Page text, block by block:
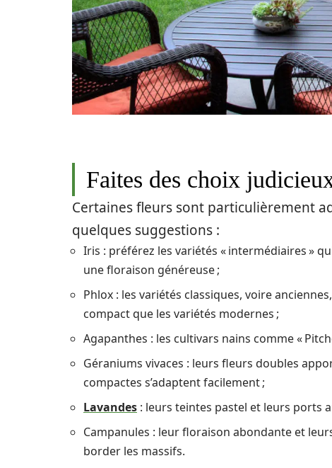
Faites des choix
Certaines fleurs sont particulièrement
quelques suggestions :
Iris : préférez les variétés « intermédiaires »
une floraison généreuse ;
Phlox : les variétés classiques, voire
compact que les variétés modernes ;
Agapanthes : les cultivars nains comme «
Géraniums vivaces : leurs fleurs doubles
compactes s’adaptent facilement ;
Lavandes : leurs teintes pastel et leurs ports
Campanules : leur floraison abondante et
border les massifs.